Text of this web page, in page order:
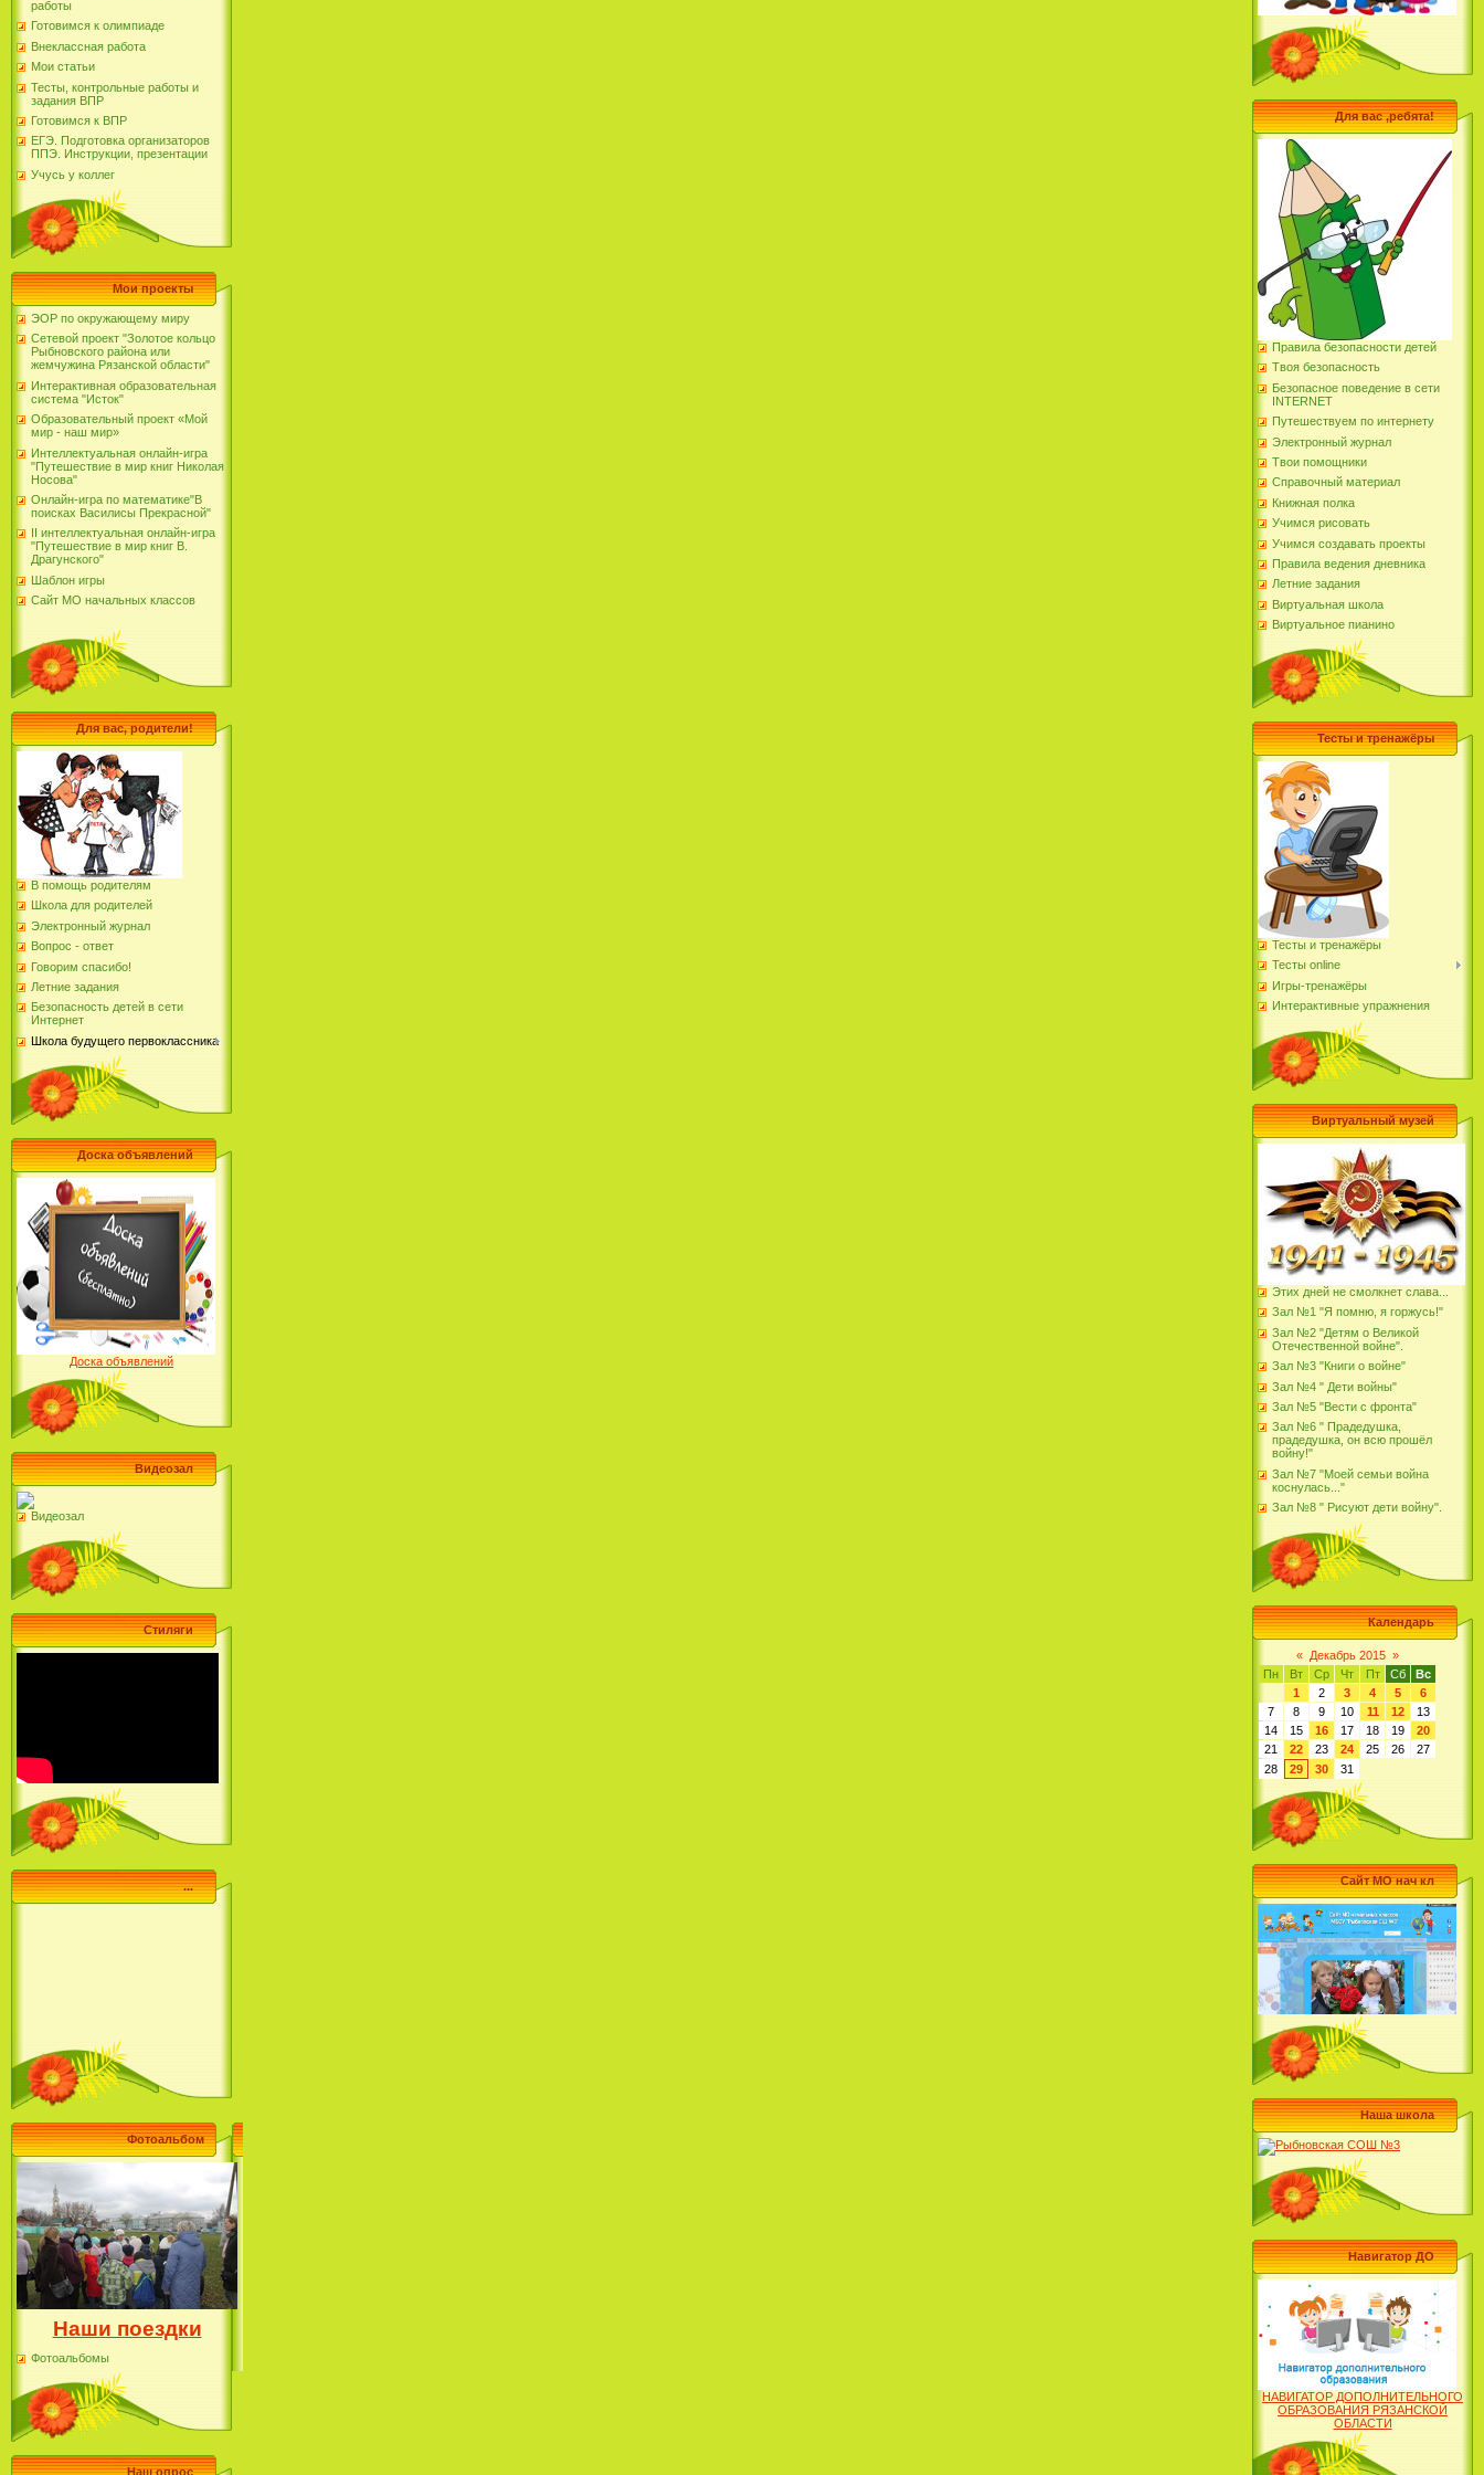
работы
Готовимся к олимпиаде
Внеклассная работа
Мои статьи
Тесты, контрольные работы и
задания ВПР
Готовимся к ВПР
ЕГЭ. Подготовка организаторов
ППЭ. Инструкции, презентации
Учусь у коллег
Мои проекты
ЭОР по окружающему миру
Сетевой проект "Золотое кольцо
Рыбновского района или
жемчужина Рязанской области"
Интерактивная образовательная
система "Исток"
Образовательный проект «Мой
мир - наш мир»
Интеллектуальная онлайн-игра
"Путешествие в мир книг Николая
Носова"
Онлайн-игра по математике"В
поисках Василисы Прекрасной"
II интеллектуальная онлайн-игра
"Путешествие в мир книг В.
Драгунского"
Шаблон игры
Сайт МО начальных классов
Для вас, родители!
В помощь родителям
Школа для родителей
Электронный журнал
Вопрос - ответ
Говорим спасибо!
Летние задания
Безопасность детей в сети
Интернет
Школа будущего первоклассника
Доска объявлений
Доска объявлений
Видеозал
Видеозал
Стиляги
...
Фотоальбом
Наши поездки
Фотоальбомы
Наш опрос
Для вас ,ребята!
Правила безопасности детей
Твоя безопасность
Безопасное поведение в сети
INTERNET
Путешествуем по интернету
Электронный журнал
Твои помощники
Справочный материал
Книжная полка
Учимся рисовать
Учимся создавать проекты
Правила ведения дневника
Летние задания
Виртуальная школа
Виртуальное пианино
Тесты и тренажёры
Тесты и тренажёры
Тесты online
Игры-тренажёры
Интерактивные упражнения
Виртуальный музей
Этих дней не смолкнет слава...
Зал №1 "Я помню, я горжусь!"
Зал №2 "Детям о Великой
Отечественной войне".
Зал №3 "Книги о войне"
Зал №4 " Дети войны"
Зал №5 "Вести с фронта"
Зал №6 " Прадедушка,
прадедушка, он всю прошёл
войну!"
Зал №7 "Моей семьи война
коснулась..."
Зал №8 " Рисуют дети войну".
Календарь
« Декабрь 2015 »
Пн
Вт Ср Чт Пт Сб
Вс
1
2 3 4 5
6
7
8 9 10 11 12
13
14
15 16 17 18 19
20
21
22 23 24 25 26
27
28
29 30 31
Сайт МО нач кл
Наша школа
Навигатор ДО
НАВИГАТОР ДОПОЛНИТЕЛЬНОГО
ОБРАЗОВАНИЯ РЯЗАНСКОЙ
ОБЛАСТИ